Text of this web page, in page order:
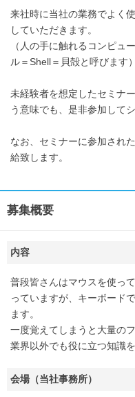
来社時に当社の業務でよく
していただきます。
（人の手に触れるコンピュ
ル＝Shell＝貝殻と呼びます）
未経験者を想定したセミナ
う意味でも、是非参加して
なお、セミナーに参加され
給致します。
募集概要
内容
普段皆さんはマウスを使っ
っていますが、キーボード
ます。
一度覚えてしまうと大量の
業界以外でも役に立つ知識
会場（当社事務所）